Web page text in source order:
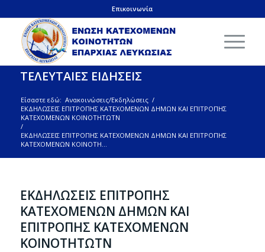
Επικοινωνία
ΤΕΛΕΥΤΑΙΕΣ ΕΙΔΗΣΕΙΣ
Είσαστε εδώ: Ανακοινώσεις/Εκδηλώσεις /
ΕΚΔΗΛΩΣΕΙΣ ΕΠΙΤΡΟΠΗΣ ΚΑΤΕΧΟΜΕΝΩΝ ΔΗΜΩΝ ΚΑΙ ΕΠΙΤΡΟΠΗΣ
ΚΑΤΕΧΟΜΕΝΩΝ ΚΟΙΝΟΤΗΤΩΤΝ
/
ΕΚΔΗΛΩΣΕΙΣ ΕΠΙΤΡΟΠΗΣ ΚΑΤΕΧΟΜΕΝΩΝ ΔΗΜΩΝ ΚΑΙ ΕΠΙΤΡΟΠΗΣ
ΚΑΤΕΧΟΜΕΝΩΝ ΚΟΙΝΟΤΗ...
ΕΚΔΗΛΩΣΕΙΣ ΕΠΙΤΡΟΠΗΣ
ΚΑΤΕΧΟΜΕΝΩΝ ΔΗΜΩΝ ΚΑΙ
ΕΠΙΤΡΟΠΗΣ ΚΑΤΕΧΟΜΕΝΩΝ
ΚΟΙΝΟΤΗΤΩΤΝ